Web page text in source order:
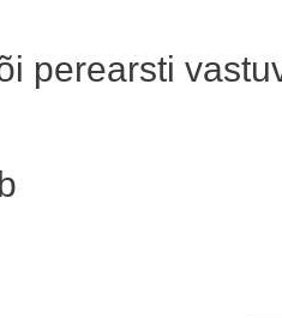
perearsti